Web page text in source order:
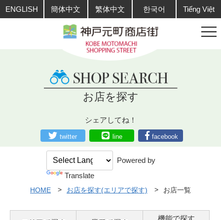
ENGLISH 簡体中文 繁体中文 한국어 Tiếng Việt
お店を探す
シェアしてね！
twitter line facebook
Powered by
Translate
HOME お店を探す(エリアで探す) お店一覧